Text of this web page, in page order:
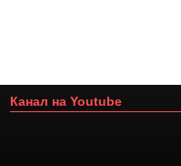
Канал на Youtube